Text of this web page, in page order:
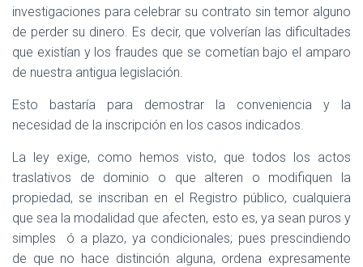
investigaciones para celebrar su contrato sin temor alguno
de perder su dinero. Es decir, que volverían las dificultades
que existían y los fraudes que se cometían bajo el amparo
de nuestra antigua legislación.
Esto bastaría para demostrar la conveniencia y la
necesidad de la inscripción en los casos indicados.
La ley exige, como hemos visto, que todos los actos
traslativos de dominio o que alteren o modifiquen la
propiedad, se inscriban en el Registro público, cualquiera
que sea la modalidad que afecten, esto es, ya sean puros y
simples
ó a plazo, ya condicionales; pues prescindiendo
de que no hace distinción alguna, ordena expresamente